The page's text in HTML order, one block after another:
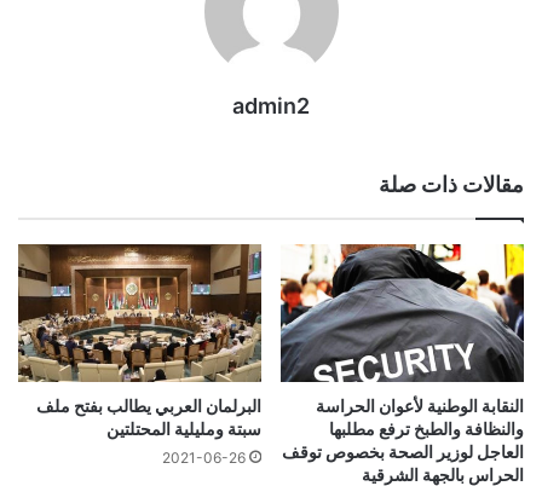
admin2
مقالات ذات صلة
النقابة الوطنية لأعوان الحراسة
والنظافة والطبخ ترفع مطلبها
العاجل لوزير الصحة بخصوص توقف
الحراس بالجهة الشرقية
البرلمان العربي يطالب بفتح ملف
سبتة ومليلية المحتلتين
2021-06-26